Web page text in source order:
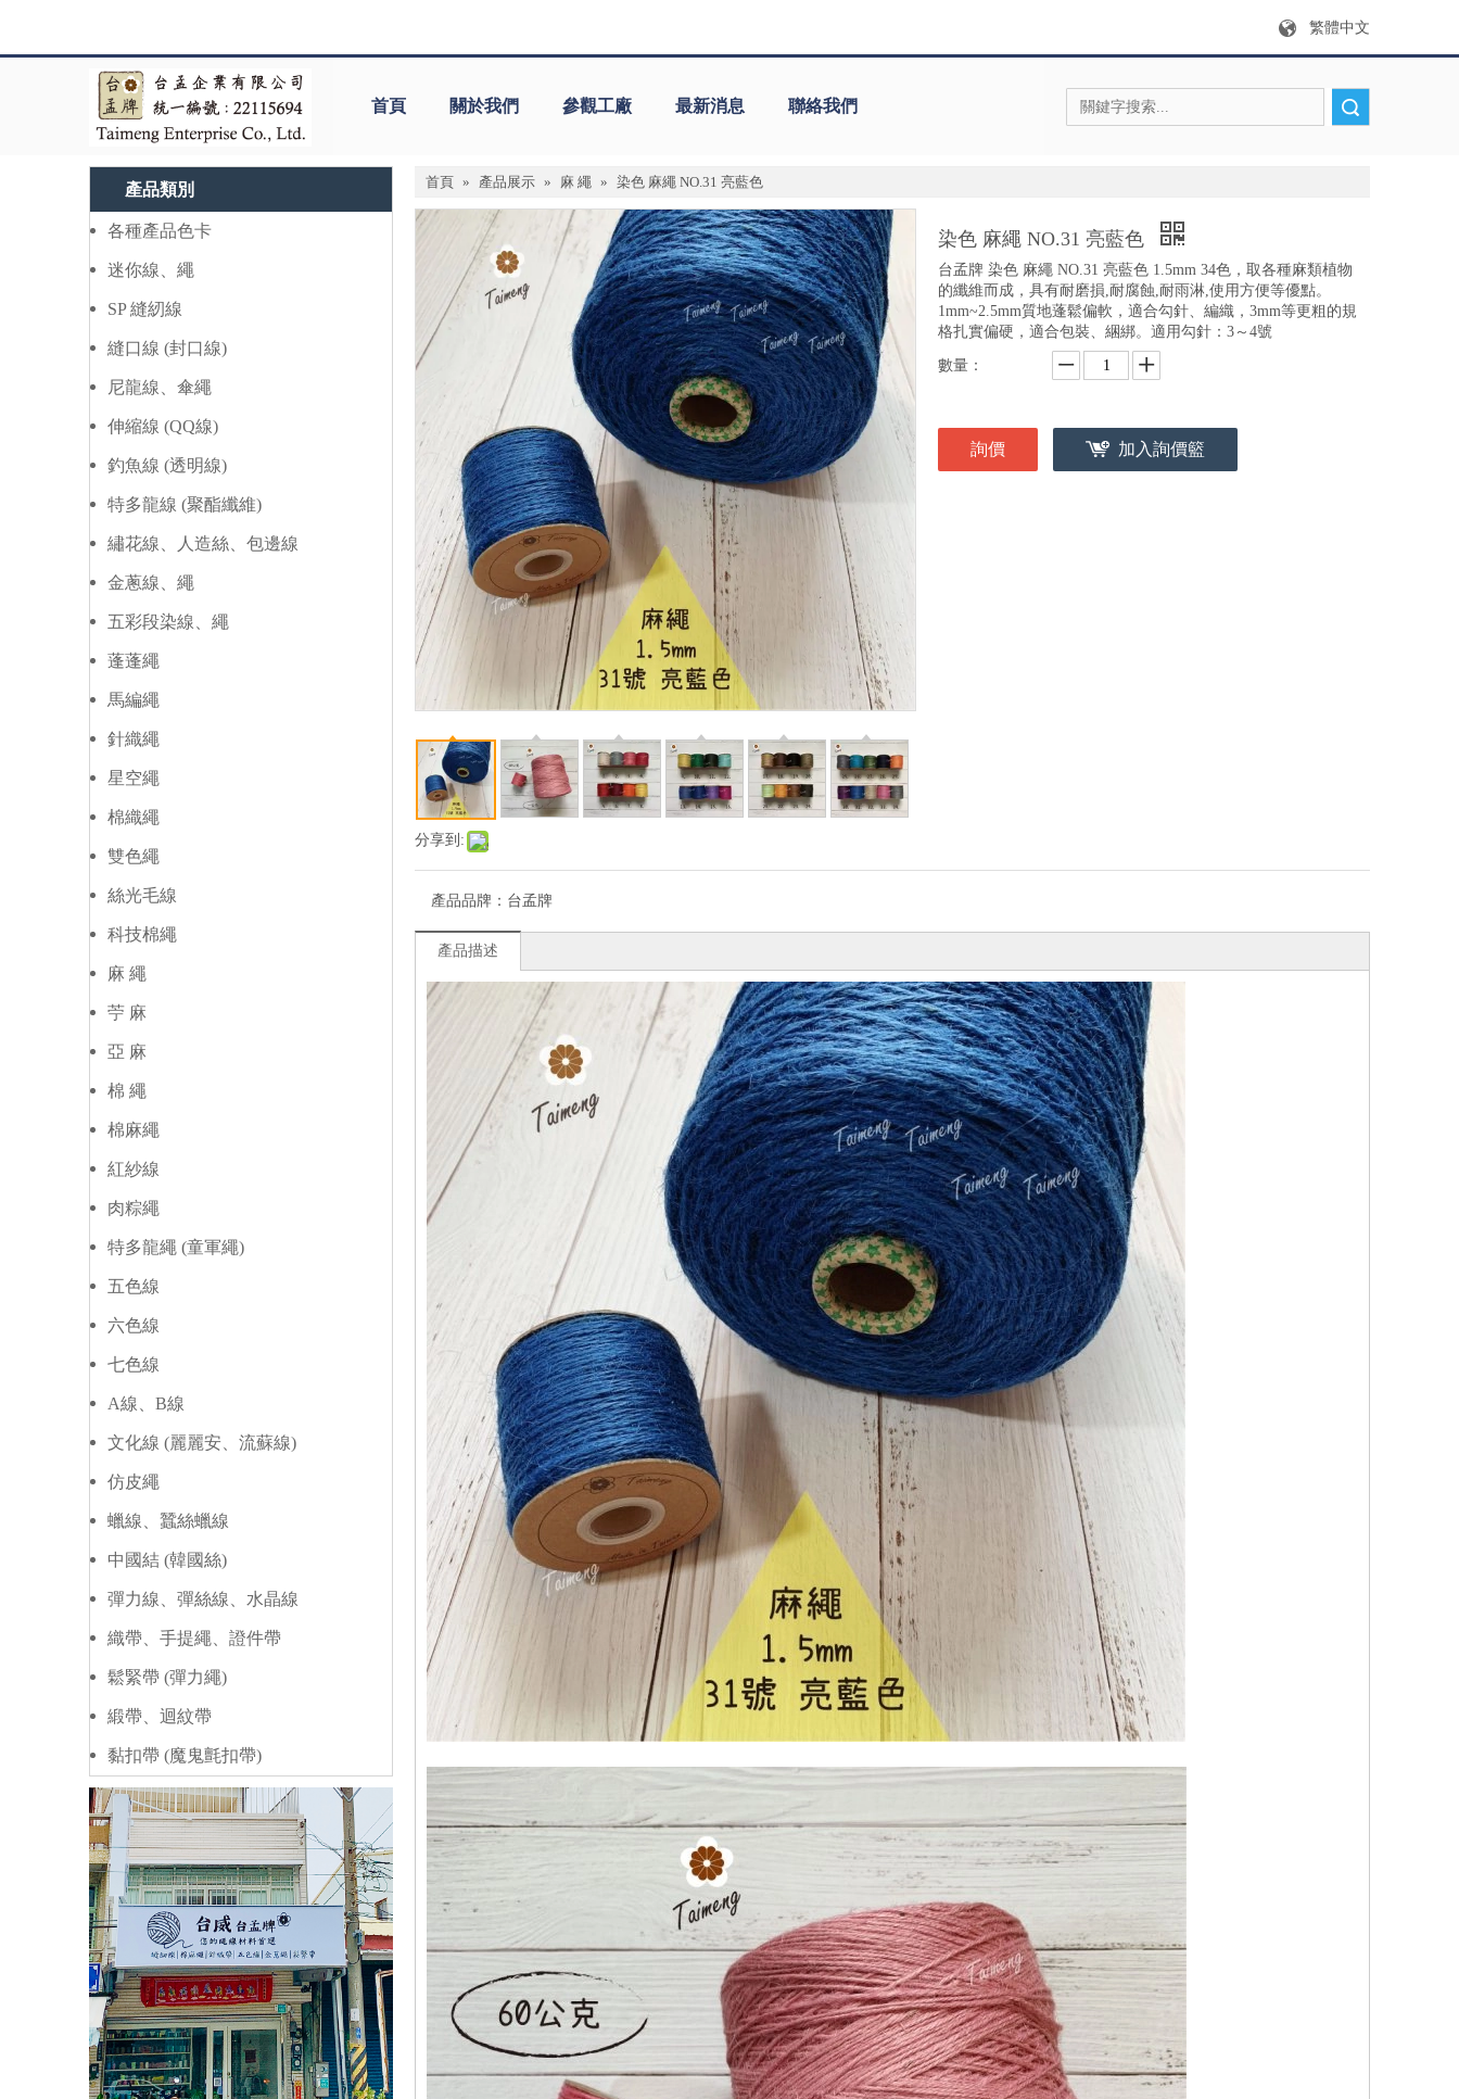
繁體中文
首頁 關於我們 參觀工廠 最新消息 聯絡我們
產品類別
各種產品色卡
迷你線、繩
SP 縫紉線
縫口線 (封口線)
尼龍線、傘繩
伸縮線 (QQ線)
釣魚線 (透明線)
特多龍線 (聚酯纖維)
繡花線、人造絲、包邊線
金蔥線、繩
五彩段染線、繩
蓬蓬繩
馬編繩
針織繩
星空繩
棉織繩
雙色繩
絲光毛線
科技棉繩
麻 繩
苧 麻
亞 麻
棉 繩
棉麻繩
紅紗線
肉粽繩
特多龍繩 (童軍繩)
五色線
六色線
七色線
A線、B線
文化線 (麗麗安、流蘇線)
仿皮繩
蠟線、蠶絲蠟線
中國結 (韓國絲)
彈力線、彈絲線、水晶線
織帶、手提繩、證件帶
鬆緊帶 (彈力繩)
緞帶、迴紋帶
黏扣帶 (魔鬼氈扣帶)
首頁 » 產品展示 » 麻 繩 » 染色 麻繩 NO.31 亮藍色
分享到:
染色 麻繩 NO.31 亮藍色
台孟牌 染色 麻繩 NO.31 亮藍色 1.5mm 34色，取各種麻類植物
的纖維而成，具有耐磨損,耐腐蝕,耐雨淋,使用方便等優點。
1mm~2.5mm質地蓬鬆偏軟，適合勾針、編織，3mm等更粗的規
格扎實偏硬，適合包裝、綑綁。適用勾針：3～4號
數量：
詢價 加入詢價籃
產品品牌： 台孟牌
產品描述